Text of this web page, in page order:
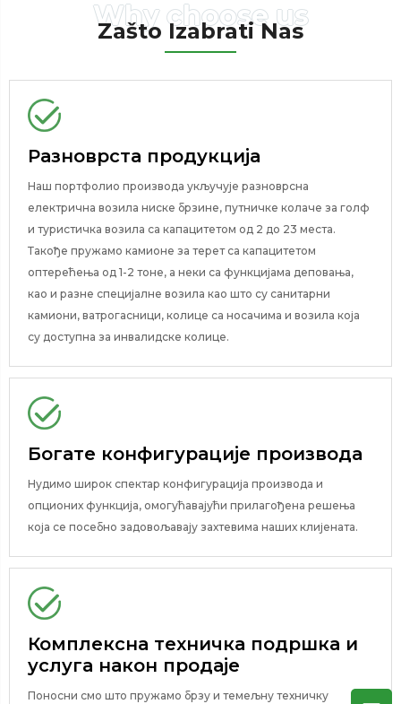
Zašto Izabrati Nas
Разноврста продукција
Наш портфолио производа укључује разноврсна
електрична возила ниске брзине, путничке колаче за голф
и туристичка возила са капацитетом од 2 до 23 места.
Такође пружамо камионе за терет са капацитетом
оптерећења од 1-2 тоне, а неки са функцијама деповања,
као и разне специјалне возила као што су санитарни
камиони, ватрогасници, колице са носачима и возила која
су доступна за инвалидске колице.
Богате конфигурације производа
Нудимо широк спектар конфигурација производа и
опционих функција, омогућавајући прилагођена решења
која се посебно задовољавају захтевима наших клијената.
Комплексна техничка подршка и
услуга након продаје
Поносни смо што пружамо брзу и темељну техничку